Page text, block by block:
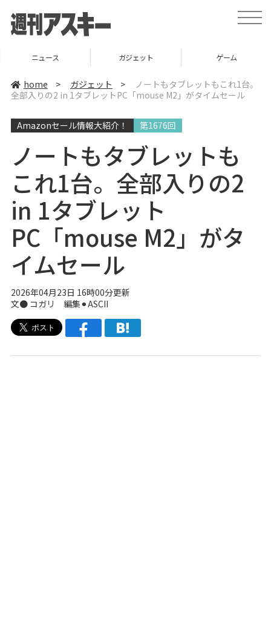
t
o
v
ニュース ガジェット ゲーム
home > ガジェット >
ノートもタブレットもこれ1台。
全部入りの2 in 1タブレットPC「mouse M2」がタイムセール
Amazonセール情報大紹介！ 第1676回
ノートもタブレットも
これ1台。全部入りの2
in 1タブレット
PC「mouse M2」がタ
イムセール
2026年04月23日 16時00分更新
文● コガリ 編集⚫︎ASCII